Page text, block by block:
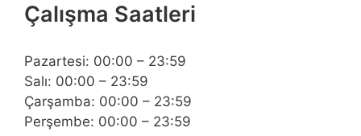
Çalışma Saatleri
Pazartesi: 00:00 – 23:59
Salı: 00:00 – 23:59
Çarşamba: 00:00 – 23:59
Perşembe: 00:00 – 23:59